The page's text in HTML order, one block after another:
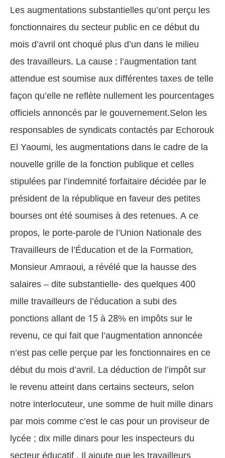
Les augmentations substantielles qu’ont perçu les
fonctionnaires du secteur public en ce début du
mois d’avril ont choqué plus d’un dans le milieu
des travailleurs. La cause : l’augmentation tant
attendue est soumise aux différentes taxes de telle
façon qu’elle ne reflète nullement les pourcentages
officiels annoncés par le gouvernement.Selon les
responsables de syndicats contactés par Echorouk
El Yaoumi, les augmentations dans le cadre de la
nouvelle grille de la fonction publique et celles
stipulées par l’indemnité forfaitaire décidée par le
président de la république en faveur des petites
bourses ont été soumises à des retenues.A ce
propos, le porte-parole de l’Union Nationale des
Travailleurs de l’Éducation et de la Formation,
Monsieur Amraoui, a révélé que la hausse des
salaires – dite substantielle- des quelques 400
mille travailleurs de l’éducation a subi des
ponctions allant de 15 à 28% en impôts sur le
revenu, ce qui fait que l’augmentation annoncée
n’est pas celle perçue par les fonctionnaires en ce
début du mois d’avril.La déduction de l’impôt sur
le revenu atteint dans certains secteurs, selon
notre interlocuteur, une somme de huit mille dinars
par mois comme c’est le cas pour un proviseur de
lycée ; dix mille dinars pour les inspecteurs du